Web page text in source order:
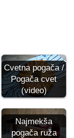
Cvetna pogača /
Pogača cvet
(video)
Najmekša
pogača ruža